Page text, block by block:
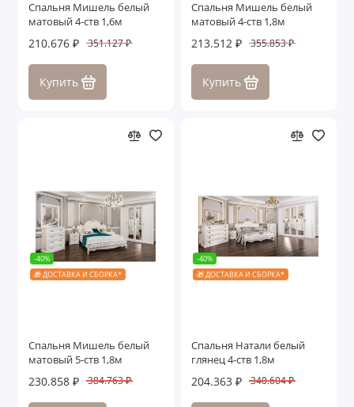
Спальня Мишель белый
матовый 4-ств 1,6м
210.676 ₽ 351.127 ₽
Купить
Спальня Мишель белый
матовый 4-ств 1,8м
213.512 ₽ 355.853 ₽
Купить
-40%
🎁 ДОСТАВКА И СБОРКА*
Спальня Мишель белый
матовый 5-ств 1,8м
230.858 ₽ 384.763 ₽
-40%
🎁 ДОСТАВКА И СБОРКА*
Спальня Натали белый
глянец 4-ств 1,8м
204.363 ₽ 340.604 ₽